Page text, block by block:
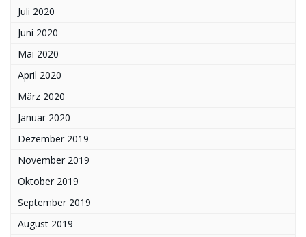
Juli 2020
Juni 2020
Mai 2020
April 2020
März 2020
Januar 2020
Dezember 2019
November 2019
Oktober 2019
September 2019
August 2019